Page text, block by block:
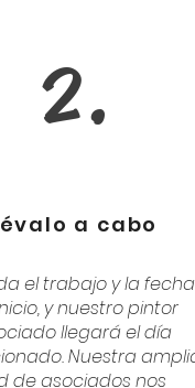
2.
a cabo
el trabajo y la fecha
y nuestro pintor
llegará el día
Nuestra
de asociados nos